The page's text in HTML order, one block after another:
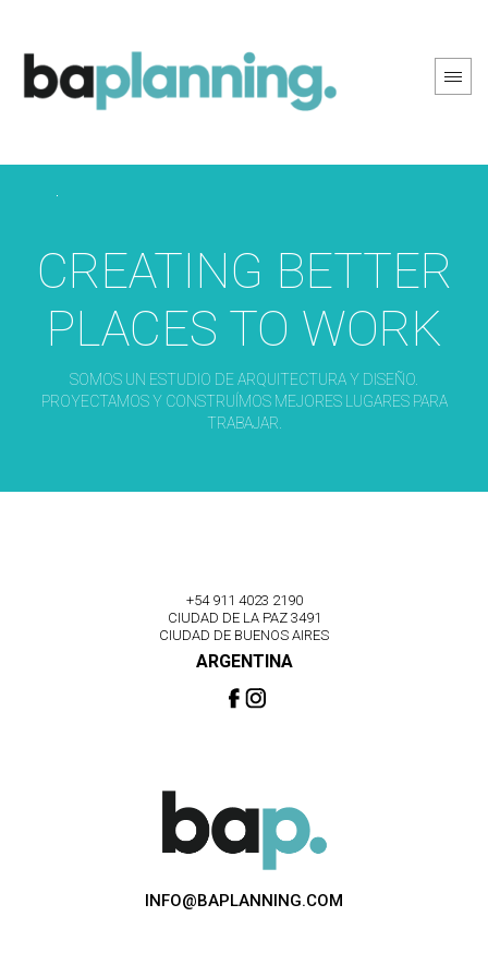
CREATING BETTER
PLACES TO WORK
SOMOS UN ESTUDIO DE ARQUITECTURA Y DISEÑO.
PROYECTAMOS Y CONSTRUÍMOS MEJORES LUGARES PARA
TRABAJAR.
+54 911 4023 2190
CIUDAD DE LA PAZ 3491
CIUDAD DE BUENOS AIRES
ARGENTINA
INFO@BAPLANNING.COM